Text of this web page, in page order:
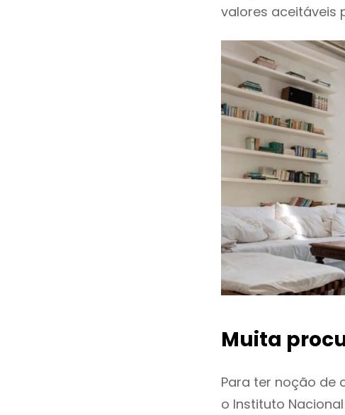
valores aceitáveis
Muita
Para ter noção de
o Instituto